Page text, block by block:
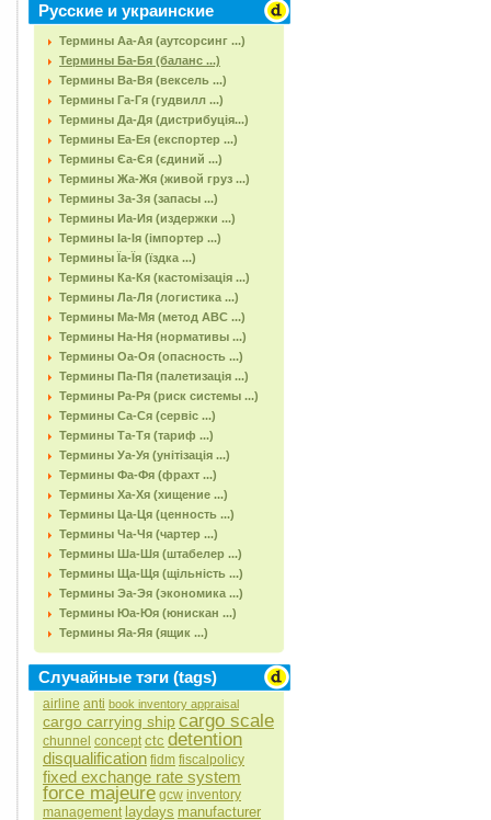
Русские и украинские
Термины Аа-Ая (аутсорсинг ...)
Термины Ба-Бя (баланс ...)
Термины Ва-Вя (вексель ...)
Термины Га-Гя (гудвилл ...)
Термины Да-Дя (дистрибуція...)
Термины Еа-Ея (експортер ...)
Термины Єа-Єя (єдиний ...)
Термины Жа-Жя (живой груз ...)
Термины За-Зя (запасы ...)
Термины Иа-Ия (издержки ...)
Термины Іа-Ія (імпортер ...)
Термины Їа-Їя (їздка ...)
Термины Ка-Кя (кастомізація ...)
Термины Ла-Ля (логистика ...)
Термины Ма-Мя (метод АВС ...)
Термины На-Ня (нормативы ...)
Термины Оа-Оя (опасность ...)
Термины Па-Пя (палетизація ...)
Термины Ра-Ря (риск системы ...)
Термины Са-Ся (сервіс ...)
Термины Та-Тя (тариф ...)
Термины Уа-Уя (унітізація ...)
Термины Фа-Фя (фрахт ...)
Термины Ха-Хя (хищение ...)
Термины Ца-Ця (ценность ...)
Термины Ча-Чя (чартер ...)
Термины Ша-Шя (штабелер ...)
Термины Ща-Щя (щільність ...)
Термины Эа-Эя (экономика ...)
Термины Юа-Юя (юнискан ...)
Термины Яа-Яя (ящик ...)
Случайные тэги (tags)
airline anti book inventory appraisal
cargo carrying shipcargo scale
chunnel concept ctc detention
disqualification fidm fiscalpolicy
fixed exchange rate system
force majeure gcw inventory
management laydays manufacturer